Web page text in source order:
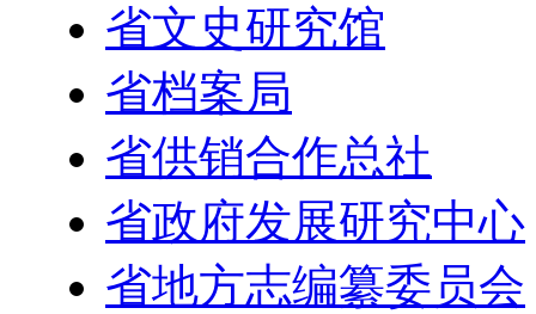
省文史研究馆
省档案局
省供销合作总社
省政府发展研究中心
省地方志编纂委员会